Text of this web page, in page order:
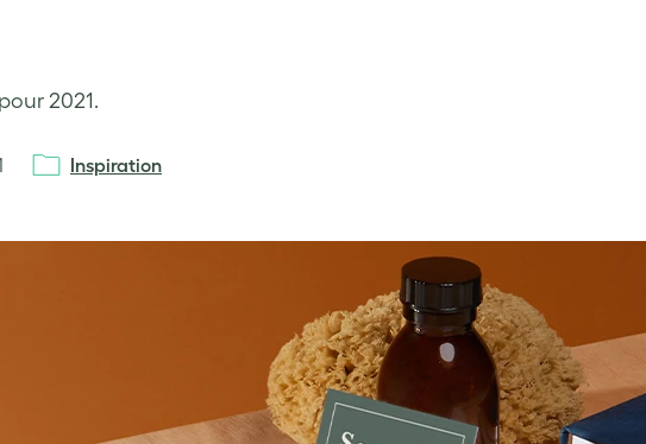
2021.
Inspiration